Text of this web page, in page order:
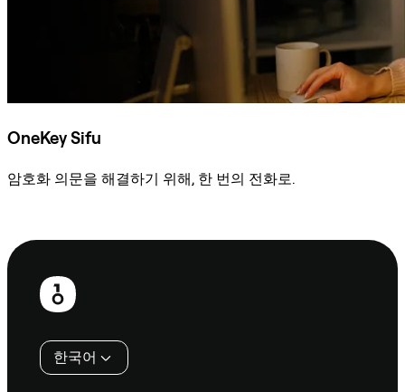
OneKey Sifu
암호화 의문을 해결하기 위해, 한 번의 전화로.
보
한국어